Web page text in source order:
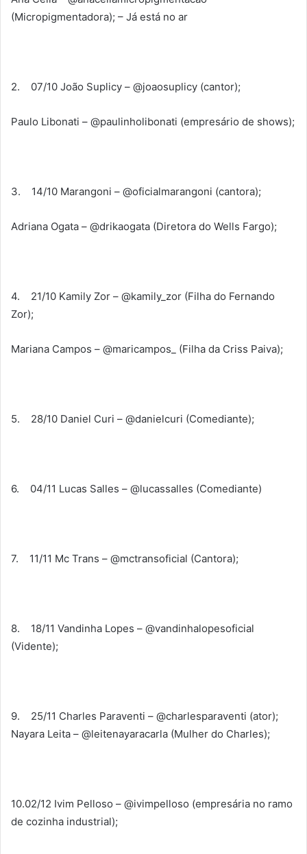
(Micropigmentadora); – Já está no ar
2. 07/10 João Suplicy – @joaosuplicy (cantor);
Paulo Libonati – @paulinholibonati (empresário de shows);
3. 14/10 Marangoni – @oficialmarangoni (cantora);
Adriana Ogata – @drikaogata (Diretora do Wells Fargo);
4. 21/10 Kamily Zor – @kamily_zor (Filha do Fernando
Zor);
Mariana Campos – @maricampos_ (Filha da Criss Paiva);
5. 28/10 Daniel Curi – @danielcuri (Comediante);
6. 04/11 Lucas Salles – @lucassalles (Comediante)
7. 11/11 Mc Trans – @mctransoficial (Cantora);
8. 18/11 Vandinha Lopes – @vandinhalopesoficial
(Vidente);
9. 25/11 Charles Paraventi – @charlesparaventi (ator);
Nayara Leita – @leitenayaracarla (Mulher do Charles);
10.02/12 Ivim Pelloso – @ivimpelloso (empresária no ramo
de cozinha industrial);